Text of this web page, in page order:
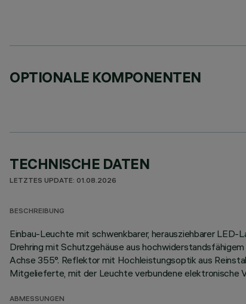
OPTIONALE KOMPONENTEN
TECHNISCHE DATEN
LETZTES UPDATE: 01.08.2026
BESCHREIBUNG
Einbau-Leuchte mit schwenkbarer, herausziehbarer LED-
Drehring mit Schutzgehäuse aus
Achse 355°. Reflektor mit Hochleistungsoptik aus
Mitgelieferte, mit der Leuchte verbundene elektronische
ABMESSUNGEN